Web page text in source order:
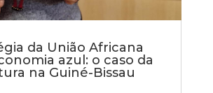
da União Africana
azul: o caso da
na Guiné-Bissau